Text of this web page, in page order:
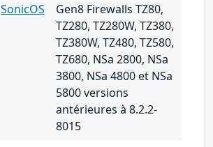
SonicOS
Gen8 Firewalls TZ80,
TZ280, TZ280W, TZ380,
TZ380W, TZ480, TZ580,
TZ680, NSa 2800, NSa
3800, NSa 4800 et NSa
5800 versions
antérieures à 8.2.2-
8015